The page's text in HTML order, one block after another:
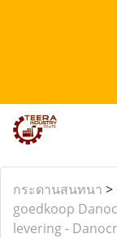
กระดานสนทนา >
goedkoop
levering -